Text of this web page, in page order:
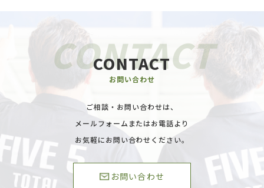
CONTACT
お問い合わせ
ご相談・お問い合わせは、
メールフォームまたはお電話より
お気軽にお問い合わせください。
お問い合わせ